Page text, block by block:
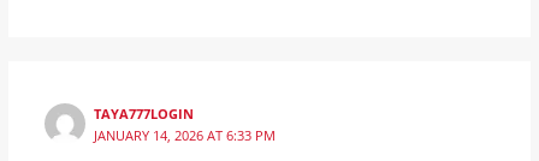
TAYA777LOGIN
JANUARY 14, 2026 AT 6:33 PM